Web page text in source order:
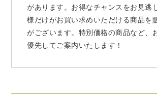
があります。お得なチャンスをお見逃
様だけがお買い求めいただける商品を
がございます。特別価格の商品など、
優先してご案内いたします！